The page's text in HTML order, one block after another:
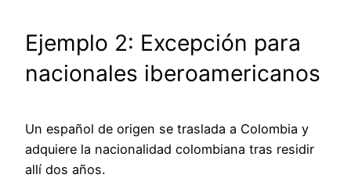
Ejemplo 2: Excepción para
nacionales iberoamericanos
Un español de origen se traslada a Colombia y
adquiere la nacionalidad colombiana tras residir
allí dos años.